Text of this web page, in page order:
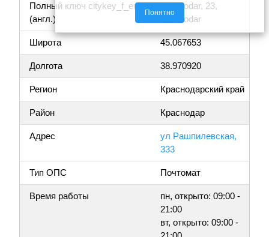
Полный ключ citykey_f_en
(англ.)
Krasnodar, 23,
Krasnodar
Широта 45.067653
Долгота 38.970920
Регион Краснодарский край
Район Краснодар
Адрес
ул Рашпилевская,
333
Тип ОПС Почтомат
Время работы
пн, открыто: 09:00 -
21:00
вт, открыто: 09:00 -
Понятно